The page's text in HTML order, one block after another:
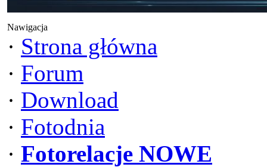
Nawigacja
· Strona główna
· Forum
· Download
· Fotodnia
· Fotorelacje NOWE